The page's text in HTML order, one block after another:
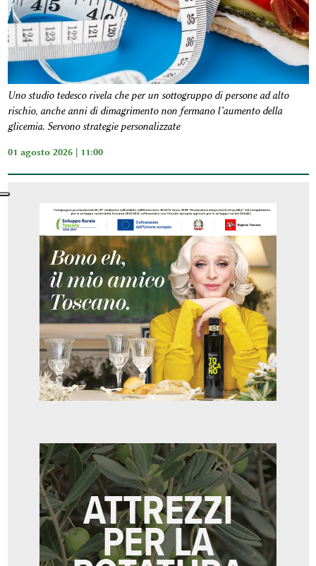
Uno studio tedesco rivela che per un sottogruppo di persone ad alto
rischio, anche anni di dimagrimento non fermano l’aumento della
glicemia. Servono strategie personalizzate
01 agosto 2026 | 11:00